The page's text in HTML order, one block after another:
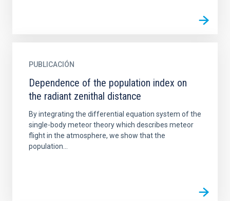
PUBLICACIÓN
Dependence of the population index on
the radiant zenithal distance
By integrating the differential equation system of the
single-body meteor theory which describes meteor
flight in the atmosphere, we show that the
population...